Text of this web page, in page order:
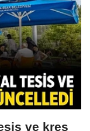
ve kreş